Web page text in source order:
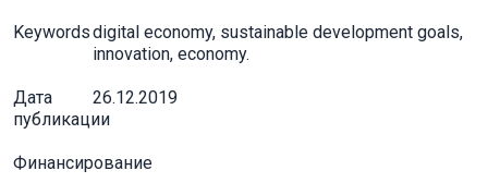
Keywordsdigital economy, sustainable development goals,
innovation, economy.
Дата
публикации
26.12.2019
Финансирование